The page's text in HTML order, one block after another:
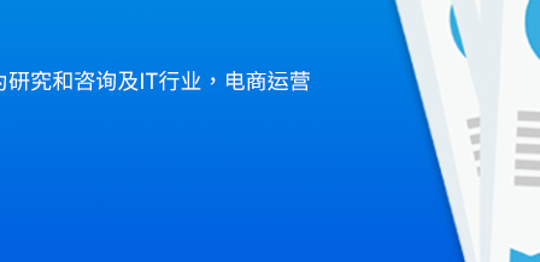
抢占视频号流量阵地
优惠券
社区团购
开通微信+小程序+APP直播带货系统
微
品